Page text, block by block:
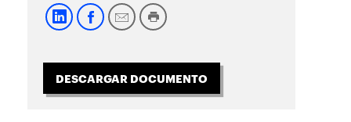
DESCARGAR DOCUMENTO